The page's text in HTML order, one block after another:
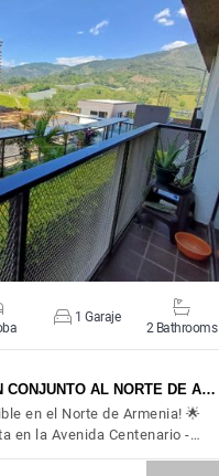
DETAILS
1 Garaje
2 Bathrooms
CONJUNTO AL NORTE DE A…
en el Norte de Armenia! 🌟
en la Avenida Centenario -…